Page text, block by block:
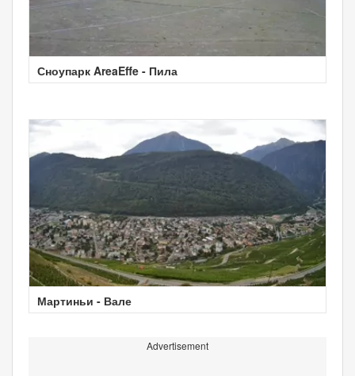
Сноупарк AreaEffe - Пила
Мартиньи - Вале
Advertisement